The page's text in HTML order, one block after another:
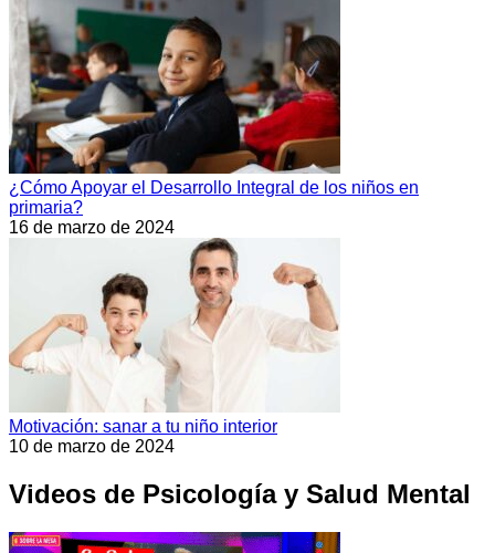
¿Cómo Apoyar el Desarrollo Integral de los niños en
primaria?
16 de marzo de 2024
Motivación: sanar a tu niño interior
10 de marzo de 2024
Videos de Psicología y Salud Mental